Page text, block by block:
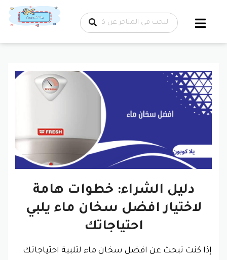
تخطي إلى
المحتوى
دليل الشراء: خطوات هامة
لاختيار افضل سخان ماء يلبي
احتياجاتك
إذا كنت تبحث عن افضل سخان ماء لتلبية احتياجاتك